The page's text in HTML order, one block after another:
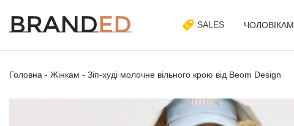
SALES ЧОЛОВІКАМ
Головна - Жінкам - Зіп-худі молочне вільного крою від Beom Design